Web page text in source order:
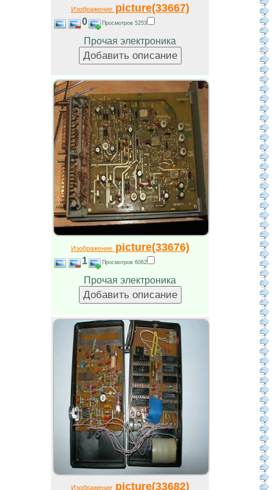
Изображениеpicture(33667)
0 Просмотров 5253
Прочая электроника
Изображениеpicture(33676)
1 Просмотров 6062
Прочая электроника
Изображениеpicture(33682)